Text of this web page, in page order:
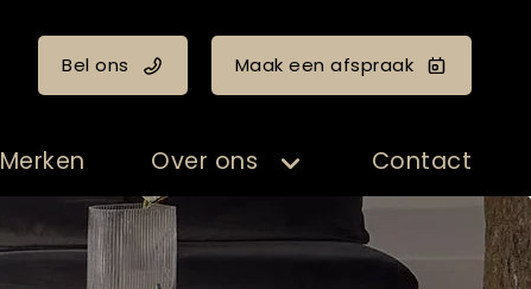
Bel ons Maak een afspraak
Merken Over ons Contact